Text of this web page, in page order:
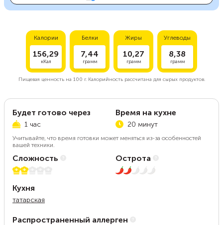
Калории
156,29
кКал
Белки
7,44
грамм
Жиры
10,27
грамм
Углеводы
8,38
грамм
Пищевая ценность на 100 г.Калорийность рассчитана для сырых продуктов.
Будет готово через
1 час
Время на кухне
20 минут
Учитывайте, что время готовки может меняться из-за особенностей
вашей техники.
Сложность
2 из 5
Острота
2 из 5
Кухня
татарская
Распространенный аллерген